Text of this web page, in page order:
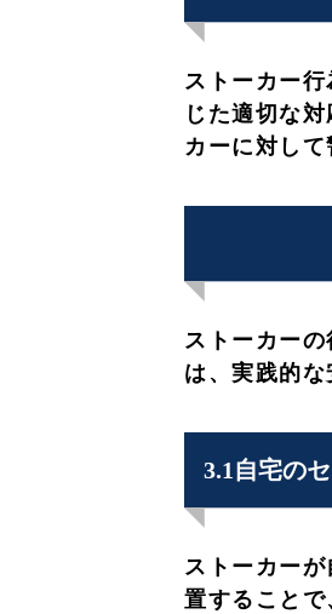
ストーカー
じた適切な
カーに対して
ストーカー
は、実践的な
3.1自宅の
ストーカー
置すること